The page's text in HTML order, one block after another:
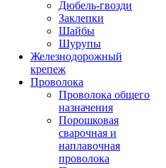
Дюбель-гвозди
Заклепки
Шайбы
Шурупы
Железнодорожный
крепеж
Проволока
Проволока общего
назначения
Порошковая
сварочная и
наплавочная
проволока